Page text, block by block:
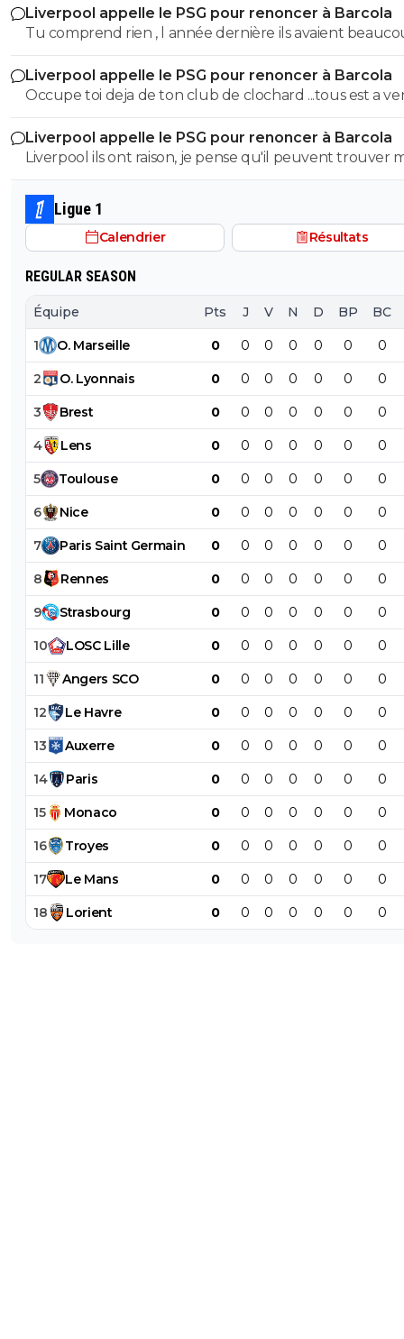
Liverpool appelle le PSG pour renoncer à Barcola
Tu comprend rien , l année dernière ils avaient beaucoup
vendu 250 M de vente, donc ca compense un peu
Liverpool appelle le PSG pour renoncer à Barcola
Occupe toi deja de ton club de clochard ...tous est a vendre
!!!!
Liverpool appelle le PSG pour renoncer à Barcola
Liverpool ils ont raison, je pense qu'il peuvent trouver
cher
Ligue 1
Calendrier Résultats
REGULAR SEASON
Équipe Pts J V N D BP BC
1 O. Marseille 0 0 0 0 0 0 0
2 O. Lyonnais 0 0 0 0 0 0 0
3 Brest 0 0 0 0 0 0 0
4 Lens 0 0 0 0 0 0 0
5 Toulouse 0 0 0 0 0 0 0
6 Nice 0 0 0 0 0 0 0
7 Paris Saint Germain 0 0 0 0 0 0 0
8 Rennes 0 0 0 0 0 0 0
9 Strasbourg 0 0 0 0 0 0 0
10 LOSC Lille 0 0 0 0 0 0 0
11 Angers SCO 0 0 0 0 0 0 0
12 Le Havre 0 0 0 0 0 0 0
13 Auxerre 0 0 0 0 0 0 0
14 Paris 0 0 0 0 0 0 0
15 Monaco 0 0 0 0 0 0 0
16 Troyes 0 0 0 0 0 0 0
17 Le Mans 0 0 0 0 0 0 0
18 Lorient 0 0 0 0 0 0 0